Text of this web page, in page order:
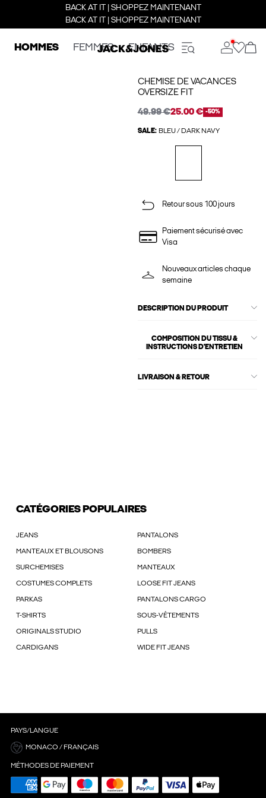
BACK AT IT | SHOPPEZ MAINTENANT
BACK AT IT | SHOPPEZ MAINTENANT
HOMMES FEMMES ENFANTS
CHEMISE DE VACANCES
OVERSIZE FIT
49.99 €25.00 € -50%
SALE: BLEU / DARK NAVY
Retour sous 100 jours
Paiement sécurisé avec
Visa
Nouveaux articles chaque
semaine
DESCRIPTION DU PRODUIT
COMPOSITION DU TISSU &
INSTRUCTIONS D'ENTRETIEN
LIVRAISON & RETOUR
CATÉGORIES POPULAIRES
JEANS PANTALONS
MANTEAUX ET BLOUSONS BOMBERS
SURCHEMISES MANTEAUX
COSTUMES COMPLETS LOOSE FIT JEANS
PARKAS PANTALONS CARGO
T-SHIRTS SOUS-VÊTEMENTS
ORIGINALS STUDIO PULLS
CARDIGANS WIDE FIT JEANS
PAYS/LANGUE
MONACO / FRANÇAIS
MÉTHODES DE PAIEMENT